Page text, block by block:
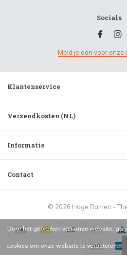
Socials
Meld je aan voor onze
Klantenservice
Verzendkosten (NL)
Informatie
Contact
© 2026 Hoge Ramen -
Door het gebruiken van onze website, ga
cookies om onze website te verbeteren.